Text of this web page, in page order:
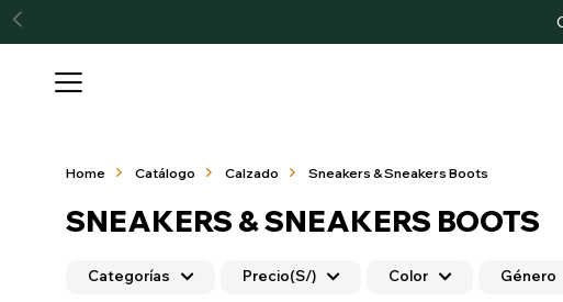

Home Catálogo Calzado Sneakers & Sneakers Boots
SNEAKERS & SNEAKERS BOOTS
Categorías Precio(S/) Color Género